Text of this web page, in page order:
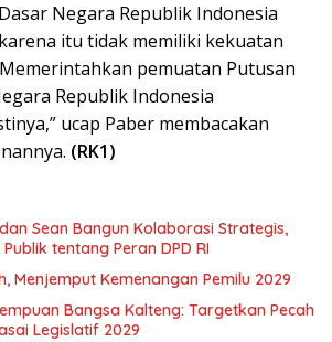
Negara Republik Indonesia
itu tidak memiliki kekuatan
pemuatan Putusan
Republik Indonesia
ucap Paber membacakan
(RK1)
Sean Bangun Kolaborasi Strategis,
tentang Peran DPD RI
Menjemput Kemenangan Pemilu 2029
Bangsa Kalteng: Targetkan Pecah
Legislatif 2029